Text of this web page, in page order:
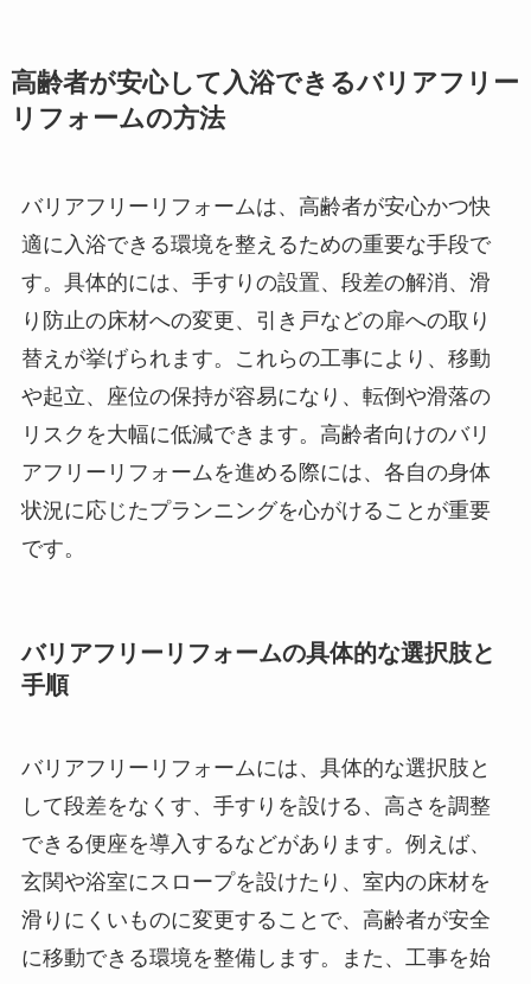
高齢者が安心して入浴できるバリアフリー
リフォームの方法
バリアフリーリフォームは、高齢者が安心かつ快
適に入浴できる環境を整えるための重要な手段で
す。具体的には、手すりの設置、段差の解消、滑
り防止の床材への変更、引き戸などの扉への取り
替えが挙げられます。これらの工事により、移動
や起立、座位の保持が容易になり、転倒や滑落の
リスクを大幅に低減できます。高齢者向けのバリ
アフリーリフォームを進める際には、各自の身体
状況に応じたプランニングを心がけることが重要
です。
バリアフリーリフォームの具体的な選択肢と
手順
バリアフリーリフォームには、具体的な選択肢と
して段差をなくす、手すりを設ける、高さを調整
できる便座を導入するなどがあります。例えば、
玄関や浴室にスロープを設けたり、室内の床材を
滑りにくいものに変更することで、高齢者が安全
に移動できる環境を整備します。また、工事を始